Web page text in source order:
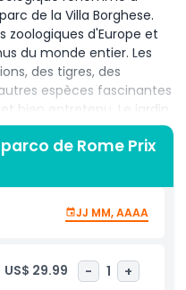
de la Villa Borghese.
zoologiques d'Europe et
du monde entier. Les
des tigres, des
espèces fascinantes
bien entretenu. Le jardin
dédié à la protection des
les visiteurs à la
merveilleuse occasion
famille ou entre amis
de Rome. Le jardin
conçus pour fournir
éducatifs
davantage sur
de Rome Prix
JJ MM, AAAA
US$ 29.99 - 1 +